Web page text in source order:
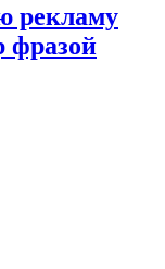
рекламу
фразой